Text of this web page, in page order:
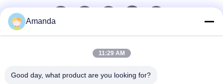
빠른 연락
Amanda
11:29 AM
Good day, what product are you looking for?